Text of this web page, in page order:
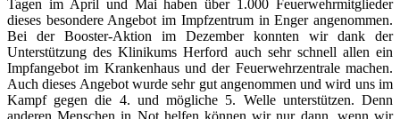
Tagen im April und Mai haben über 1.000 Feuerwehrmitglieder
dieses besondere Angebot im Impfzentrum in Enger angenommen.
Bei der Booster-Aktion im Dezember konnten wir dank der
Unterstützung des Klinikums Herford auch sehr schnell allen ein
Impfangebot im Krankenhaus und der Feuerwehrzentrale machen.
Auch dieses Angebot wurde sehr gut angenommen und wird uns im
Kampf gegen die 4. und mögliche 5. Welle unterstützen. Denn
anderen Menschen in Not helfen können wir nur dann, wenn wir